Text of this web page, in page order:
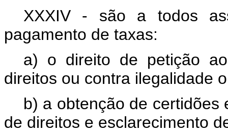
XXXIV - são a todos
pagamento de taxas:
a) o direito de petição
direitos ou contra ilegalidade
b) a obtenção de certidões
de direitos e esclarecimento